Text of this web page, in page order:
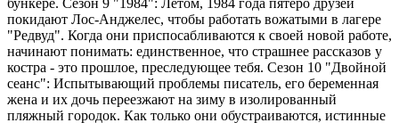
бункере. Сезон 9 "1984": Летом, 1984 года пятеро друзей
покидают Лос-Анджелес, чтобы работать вожатыми в лагере
"Редвуд". Когда они приспосабливаются к своей новой работе,
начинают понимать: единственное, что страшнее рассказов у
костра - это прошлое, преследующее тебя. Сезон 10 "Двойной
сеанс": Испытывающий проблемы писатель, его беременная
жена и их дочь переезжают на зиму в изолированный
пляжный городок. Как только они обустраиваются, истинные